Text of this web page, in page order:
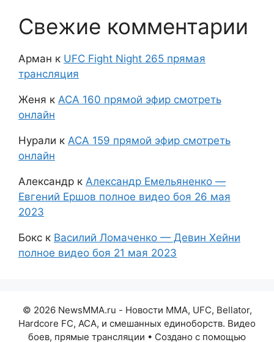
Свежие комментарии
Арман к UFC Fight Night 265 прямая
трансляция
Женя к АСА 160 прямой эфир смотреть
онлайн
Нурали к АСА 159 прямой эфир смотреть
онлайн
Александр к Александр Емельяненко —
Евгений Ершов полное видео боя 26 мая
2023
Бокс к Василий Ломаченко — Девин Хейни
полное видео боя 21 мая 2023
© 2026 NewsMMA.ru - Новости ММА, UFC, Bellator,
Hardcore FC, ACA, и смешанных единоборств. Видео
боев, прямые трансляции • Создано с помощью